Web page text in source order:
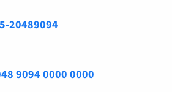
20489094
9094 0000 0000